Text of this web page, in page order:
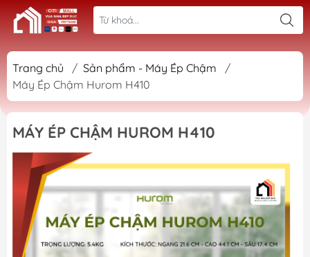
Trang chủ / Sản phẩm - Máy Ép Chậm
/
Máy Ép Chậm Hurom H410
MÁY ÉP CHẬM HUROM H410